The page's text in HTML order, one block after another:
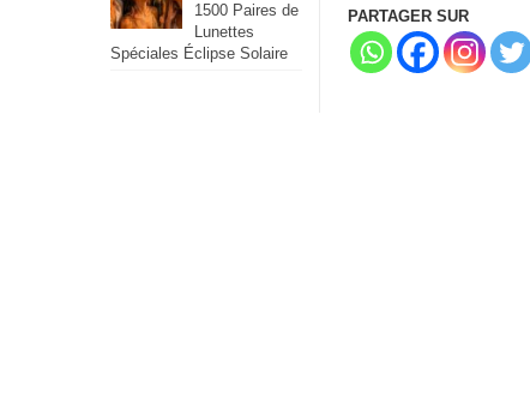
PARTAGER SUR
1500 Paires de
Lunettes
Spéciales Éclipse Solaire